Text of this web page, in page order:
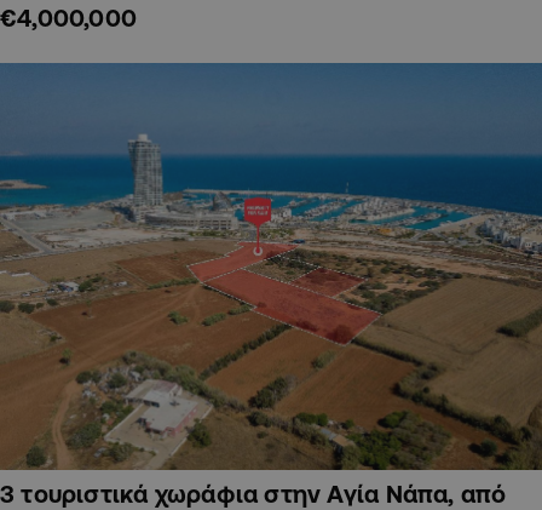
€4,000,000
3 τουριστικά χωράφια στην Αγία Νάπα, από